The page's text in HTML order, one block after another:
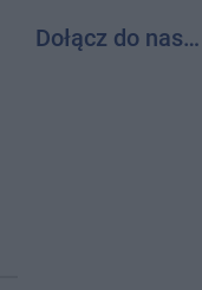
Dołącz do nas…